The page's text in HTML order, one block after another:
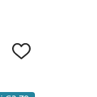
AGGIUNGI
DEI